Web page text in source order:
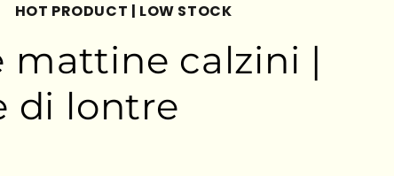
HOT PRODUCT | LOW STOCK
mattine calzini |
di lontre